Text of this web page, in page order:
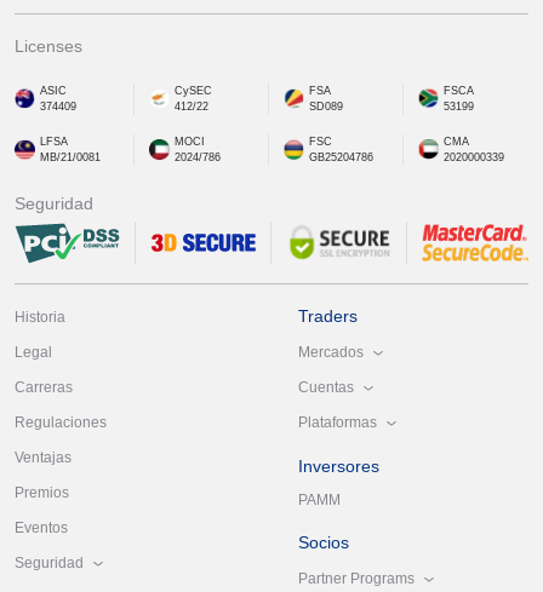
Licenses
ASIC
374409
CySEC
412/22
FSA
SD089
FSCA
53199
LFSA
MB/21/0081
MOCI
2024/786
FSC
GB25204786
CMA
2020000339
Seguridad
Historia
Legal
Carreras
Regulaciones
Ventajas
Premios
Eventos
Seguridad
Traders
Mercados
Cuentas
Plataformas
Inversores
PAMM
Socios
Partner Programs